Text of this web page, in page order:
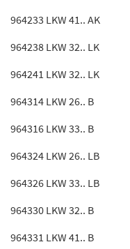
964233 LKW 41.. AK
964238 LKW 32.. LK
964241 LKW 32.. LK
964314 LKW 26.. B
964316 LKW 33.. B
964324 LKW 26.. LB
964326 LKW 33.. LB
964330 LKW 32.. B
964331 LKW 41.. B